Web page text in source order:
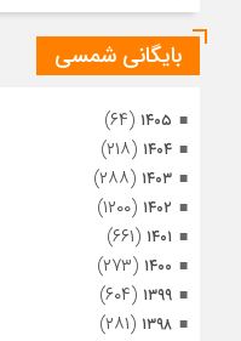
بایگانی شمسی
۱۴۰۵ (۶۴)
۱۴۰۴ (۲۱۸)
۱۴۰۳ (۲۸۸)
۱۴۰۲ (۱۲۰۰)
۱۴۰۱ (۶۶۱)
۱۴۰۰ (۲۷۳)
۱۳۹۹ (۶۰۴)
۱۳۹۸ (۲۸۱)